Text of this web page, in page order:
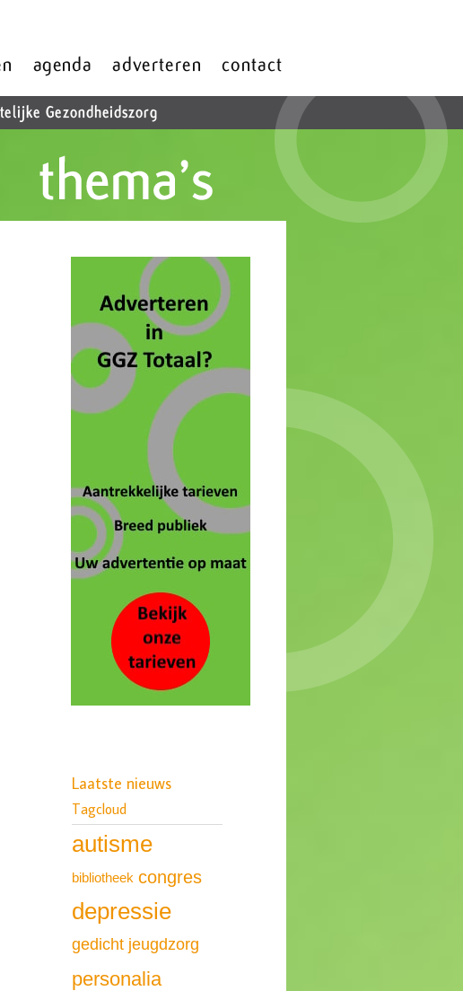
Laatste nieuws
Tagcloud
autisme
bibliotheek congres
depressie
gedicht jeugdzorg
personalia